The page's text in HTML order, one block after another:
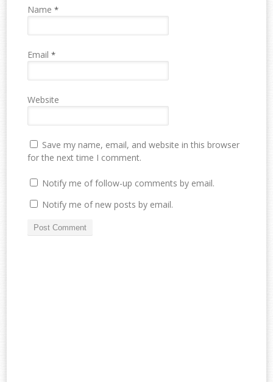
Name*
Email*
Website
Save my name, email, and website in this browser
for the next time I comment.
Notify me of follow-up comments by email.
Notify me of new posts by email.